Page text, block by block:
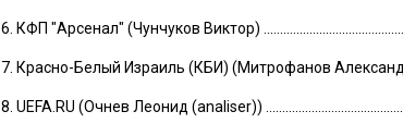
6. КФП "Арсенал" (Чунчуков Виктор)
7. Красно-Белый Израиль (КБИ) (Митрофанов
8. UEFA.RU (Очнев Леонид (analiser))